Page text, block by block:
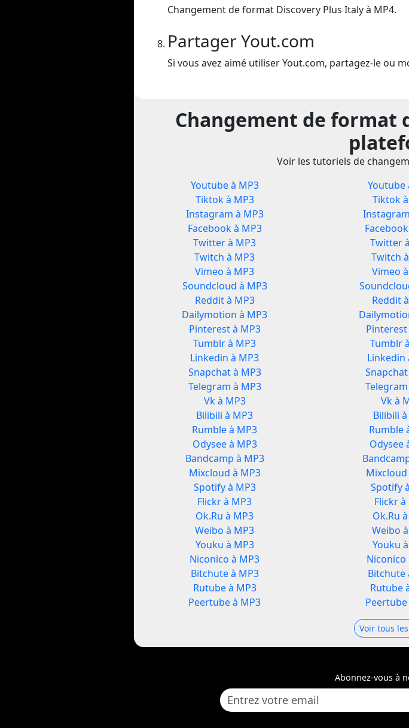
Changement de format Discovery Plus Italy à MP4.
Partager Yout.com
Si vous avez aimé utiliser Yout.com, partagez-le ou
Changement de format
Voir les tutoriels de
Youtube à MP3
Tiktok à MP3
Instagram à MP3
Facebook à MP3
Twitter à MP3
Twitch à MP3
Vimeo à MP3
Soundcloud à MP3
Reddit à MP3
Dailymotion à MP3
Pinterest à MP3
Tumblr à MP3
Linkedin à MP3
Snapchat à MP3
Telegram à MP3
Vk à MP3
Bilibili à MP3
Rumble à MP3
Odysee à MP3
Bandcamp à MP3
Mixcloud à MP3
Spotify à MP3
Flickr à MP3
Ok.Ru à MP3
Weibo à MP3
Youku à MP3
Niconico à MP3
Bitchute à MP3
Rutube à MP3
Peertube à MP3
Youtube
Tiktok
Twitter
Twitch
Vimeo
Reddit
Pinterest
Tumblr
Linkedin
Vk à
Bilibili
Rumble
Odysee
Mixcloud
Spotify
Flickr à
Ok.Ru
Weibo
Youku
Niconico
Bitchute
Rutube
Voir tous
Abonnez-vous à